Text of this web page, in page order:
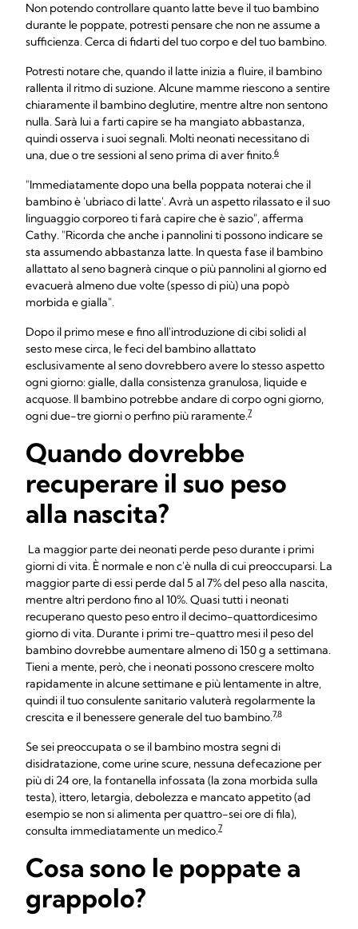
Non potendo controllare quanto latte beve il tuo bambino
durante le poppate, potresti pensare che non ne assume a
sufficienza. Cerca di fidarti del tuo corpo e del tuo bambino.
Potresti notare che, quando il latte inizia a fluire, il bambino
rallenta il ritmo di suzione. Alcune mamme riescono a sentire
chiaramente il bambino deglutire, mentre altre non sentono
nulla. Sarà lui a farti capire se ha mangiato abbastanza,
quindi osserva i suoi segnali. Molti neonati necessitano di
una, due o tre sessioni al seno prima di aver finito.6
"Immediatamente dopo una bella poppata noterai che il
bambino è 'ubriaco di latte'. Avrà un aspetto rilassato e il suo
linguaggio corporeo ti farà capire che è sazio", afferma
Cathy. "Ricorda che anche i pannolini ti possono indicare se
sta assumendo abbastanza latte. In questa fase il bambino
allattato al seno bagnerà cinque o più pannolini al giorno ed
evacuerà almeno due volte (spesso di più) una popò
morbida e gialla".
Dopo il primo mese e fino all'introduzione di cibi solidi al
sesto mese circa, le feci del bambino allattato
esclusivamente al seno dovrebbero avere lo stesso aspetto
ogni giorno: gialle, dalla consistenza granulosa, liquide e
acquose. Il bambino potrebbe andare di corpo ogni giorno,
ogni due-tre giorni o perfino più raramente.7
Quando dovrebbe
recuperare il suo peso
alla nascita?
La maggior parte dei neonati perde peso durante i primi
giorni di vita. È normale e non c'è nulla di cui preoccuparsi. La
maggior parte di essi perde dal 5 al 7% del peso alla nascita,
mentre altri perdono fino al 10%. Quasi tutti i neonati
recuperano questo peso entro il decimo-quattordicesimo
giorno di vita. Durante i primi tre-quattro mesi il peso del
bambino dovrebbe aumentare almeno di 150 g a settimana.
Tieni a mente, però, che i neonati possono crescere molto
rapidamente in alcune settimane e più lentamente in altre,
quindi il tuo consulente sanitario valuterà regolarmente la
crescita e il benessere generale del tuo bambino.7,8
Se sei preoccupata o se il bambino mostra segni di
disidratazione, come urine scure, nessuna defecazione per
più di 24 ore, la fontanella infossata (la zona morbida sulla
testa), ittero, letargia, debolezza e mancato appetito (ad
esempio se non si alimenta per quattro-sei ore di fila),
consulta immediatamente un medico.7
Cosa sono le poppate a
grappolo?